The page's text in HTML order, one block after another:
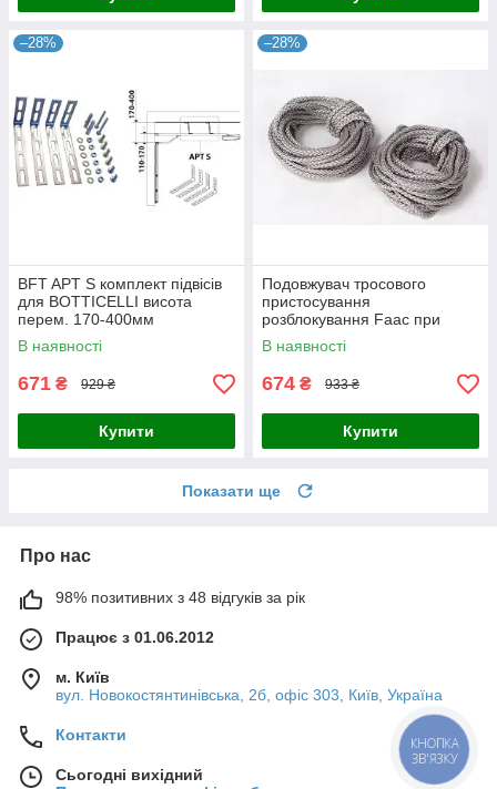
–28%
BFT APT S комплект підвісів
для BOTTICELLI висота
перем. 170-400мм
В наявності
671 ₴ 929 ₴
Купити
–28%
Подовжувач тросового
пристосування
розблокування Faac при
монтажі приводу на висоту
не більше 8м
В наявності
674 ₴ 933 ₴
Купити
Показати ще
Про нас
98% позитивних з 48 відгуків за рік
Працює з 01.06.2012
м. Київ
вул. Новокостянтинівська, 2б, офіс 303, Київ, Україна
Контакти
Сьогодні вихідний
КНОПКА
ЗВ'ЯЗКУ